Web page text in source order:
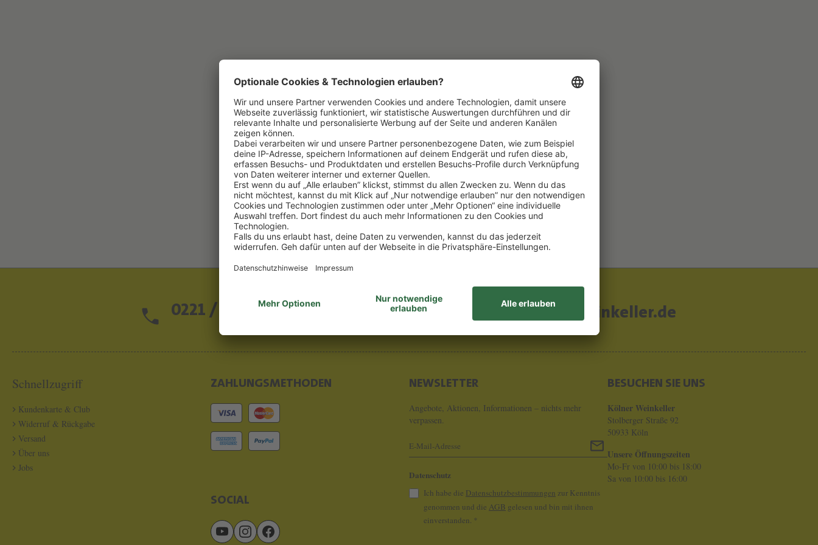
0221 / 13 97 28 - 0 info@koelner-weinkeller.de
Schnellzugriff
Kundenkarte & Club
Widerruf & Rückgabe
Versand
Über uns
Jobs
ZAHLUNGSMETHODEN
SOCIAL
NEWSLETTER
Angebote, Aktionen, Informationen – nichts mehr
verpassen.
Datenschutz
Ich habe die Datenschutzbestimmungen zur Kenntnis
genommen und die AGB gelesen und bin mit ihnen
einverstanden. *
BESUCHEN SIE UNS
Kölner Weinkeller
Stolberger Straße 92
50933 Köln
Unsere Öffnungszeiten
Mo-Fr von 10:00 bis 18:00
Sa von 10:00 bis 16:00